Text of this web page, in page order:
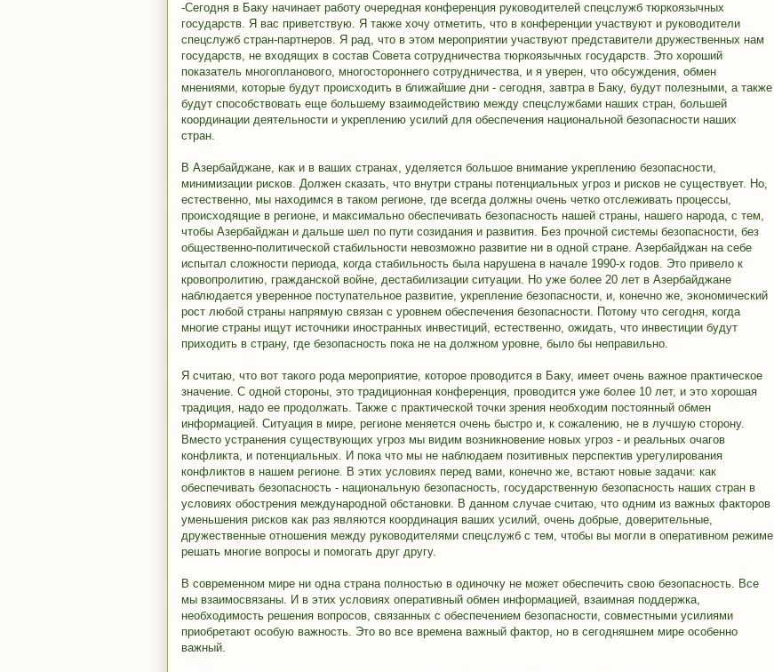
-Сегодня в Баку начинает работу очередная конференция руководителей спецслужб тюркоязычных
государств. Я вас приветствую. Я также хочу отметить, что в конференции участвуют и руководители
спецслужб стран-партнеров. Я рад, что в этом мероприятии участвуют представители дружественных нам
государств, не входящих в состав Совета сотрудничества тюркоязычных государств. Это хороший
показатель многопланового, многостороннего сотрудничества, и я уверен, что обсуждения, обмен
мнениями, которые будут происходить в ближайшие дни - сегодня, завтра в Баку, будут полезными, а также
будут способствовать еще большему взаимодействию между спецслужбами наших стран, большей
координации деятельности и укреплению усилий для обеспечения национальной безопасности наших
стран.
В Азербайджане, как и в ваших странах, уделяется большое внимание укреплению безопасности,
минимизации рисков. Должен сказать, что внутри страны потенциальных угроз и рисков не существует. Но,
естественно, мы находимся в таком регионе, где всегда должны очень четко отслеживать процессы,
происходящие в регионе, и максимально обеспечивать безопасность нашей страны, нашего народа, с тем,
чтобы Азербайджан и дальше шел по пути созидания и развития. Без прочной системы безопасности, без
общественно-политической стабильности невозможно развитие ни в одной стране. Азербайджан на себе
испытал сложности периода, когда стабильность была нарушена в начале 1990-х годов. Это привело к
кровопролитию, гражданской войне, дестабилизации ситуации. Но уже более 20 лет в Азербайджане
наблюдается уверенное поступательное развитие, укрепление безопасности, и, конечно же, экономический
рост любой страны напрямую связан с уровнем обеспечения безопасности. Потому что сегодня, когда
многие страны ищут источники иностранных инвестиций, естественно, ожидать, что инвестиции будут
приходить в страну, где безопасность пока не на должном уровне, было бы неправильно.
Я считаю, что вот такого рода мероприятие, которое проводится в Баку, имеет очень важное практическое
значение. С одной стороны, это традиционная конференция, проводится уже более 10 лет, и это хорошая
традиция, надо ее продолжать. Также с практической точки зрения необходим постоянный обмен
информацией. Ситуация в мире, регионе меняется очень быстро и, к сожалению, не в лучшую сторону.
Вместо устранения существующих угроз мы видим возникновение новых угроз - и реальных очагов
конфликта, и потенциальных. И пока что мы не наблюдаем позитивных перспектив урегулирования
конфликтов в нашем регионе. В этих условиях перед вами, конечно же, встают новые задачи: как
обеспечивать безопасность - национальную безопасность, государственную безопасность наших стран в
условиях обострения международной обстановки. В данном случае считаю, что одним из важных факторов
уменьшения рисков как раз являются координация ваших усилий, очень добрые, доверительные,
дружественные отношения между руководителями спецслужб с тем, чтобы вы могли в оперативном режиме
решать многие вопросы и помогать друг другу.
В современном мире ни одна страна полностью в одиночку не может обеспечить свою безопасность. Все
мы взаимосвязаны. И в этих условиях оперативный обмен информацией, взаимная поддержка,
необходимость решения вопросов, связанных с обеспечением безопасности, совместными усилиями
приобретают особую важность. Это во все времена важный фактор, но в сегодняшнем мире особенно
важный.